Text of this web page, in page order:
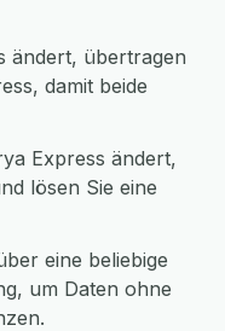
ändert, übertragen
damit beide
Express ändert,
lösen Sie eine
eine beliebige
um Daten ohne